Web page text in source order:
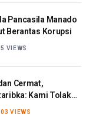
Pancasila Manado
Berantas Korupsi
VIEWS
Cermat,
Kami Tolak
VIEWS